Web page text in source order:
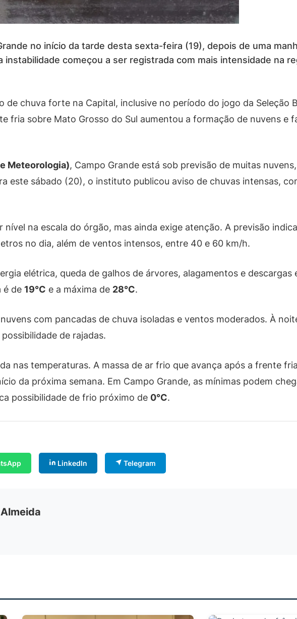
no início da tarde desta sexta-feira (19), depois de uma
instabilidade começou a ser registrada com mais intensidade na
de chuva forte na Capital, inclusive no período do jogo da Seleção
fria sobre Mato Grosso do Sul aumentou a formação de nuvens e
Meteorologia), Campo Grande está sob previsão de muitas
este sábado (20), o instituto publicou aviso de chuvas intensas,
na escala do órgão, mas ainda exige atenção. A previsão
no dia, além de ventos intensos, entre 40 e 60 km/h.
elétrica, queda de galhos de árvores, alagamentos e descargas
é de 19°C e a máxima de 28°C.
com pancadas de chuva isoladas e ventos moderados. À
de rajadas.
nas temperaturas. A massa de ar frio que avança após a frente
da próxima semana. Em Campo Grande, as mínimas podem
possibilidade de frio próximo de 0°C.
LinkedIn Telegram